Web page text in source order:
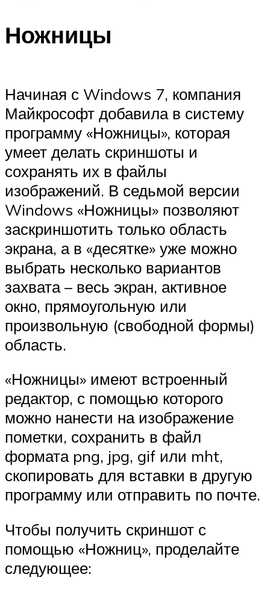
Ножницы
Начиная с Windows 7, компания
Майкрософт добавила в систему
программу «Ножницы», которая
умеет делать скриншоты и
сохранять их в файлы
изображений. В седьмой версии
Windows «Ножницы» позволяют
заскриншотить только область
экрана, а в «десятке» уже можно
выбрать несколько вариантов
захвата – весь экран, активное
окно, прямоугольную или
произвольную (свободной формы)
область.
«Ножницы» имеют встроенный
редактор, с помощью которого
можно нанести на изображение
пометки, сохранить в файл
формата png, jpg, gif или mht,
скопировать для вставки в другую
программу или отправить по почте.
Чтобы получить скриншот с
помощью «Ножниц», проделайте
следующее: